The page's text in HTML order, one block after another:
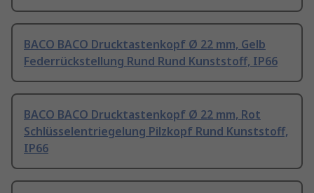
BACO BACO Drucktastenkopf Ø 22 mm, Gelb
Federrückstellung Rund Rund Kunststoff, IP66
BACO BACO Drucktastenkopf Ø 22 mm, Rot
Schlüsselentriegelung Pilzkopf Rund Kunststoff,
IP66